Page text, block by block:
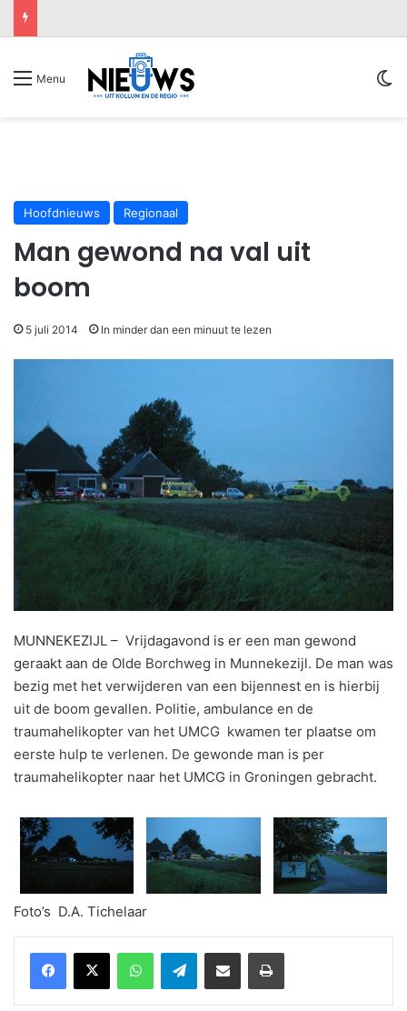
Menu
Hoofdnieuws Regionaal
Man gewond na val uit
boom
5 juli 2014 In minder dan een minuut te lezen
MUNNEKEZIJL – Vrijdagavond is er een man gewond
geraakt aan de Olde Borchweg in Munnekezijl. De man was
bezig met het verwijderen van een bijennest en is hierbij
uit de boom gevallen. Politie, ambulance en de
traumahelikopter van het UMCG kwamen ter plaatse om
eerste hulp te verlenen. De gewonde man is per
traumahelikopter naar het UMCG in Groningen gebracht.
Foto’s D.A. Tichelaar
WhatsAppTelegramDelen via Email Print